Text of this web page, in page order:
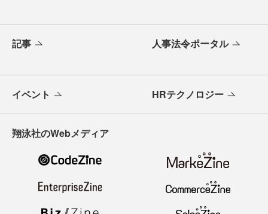
記事 人事法令ポータル
イベント HRテクノロジー
翔泳社のWebメディア